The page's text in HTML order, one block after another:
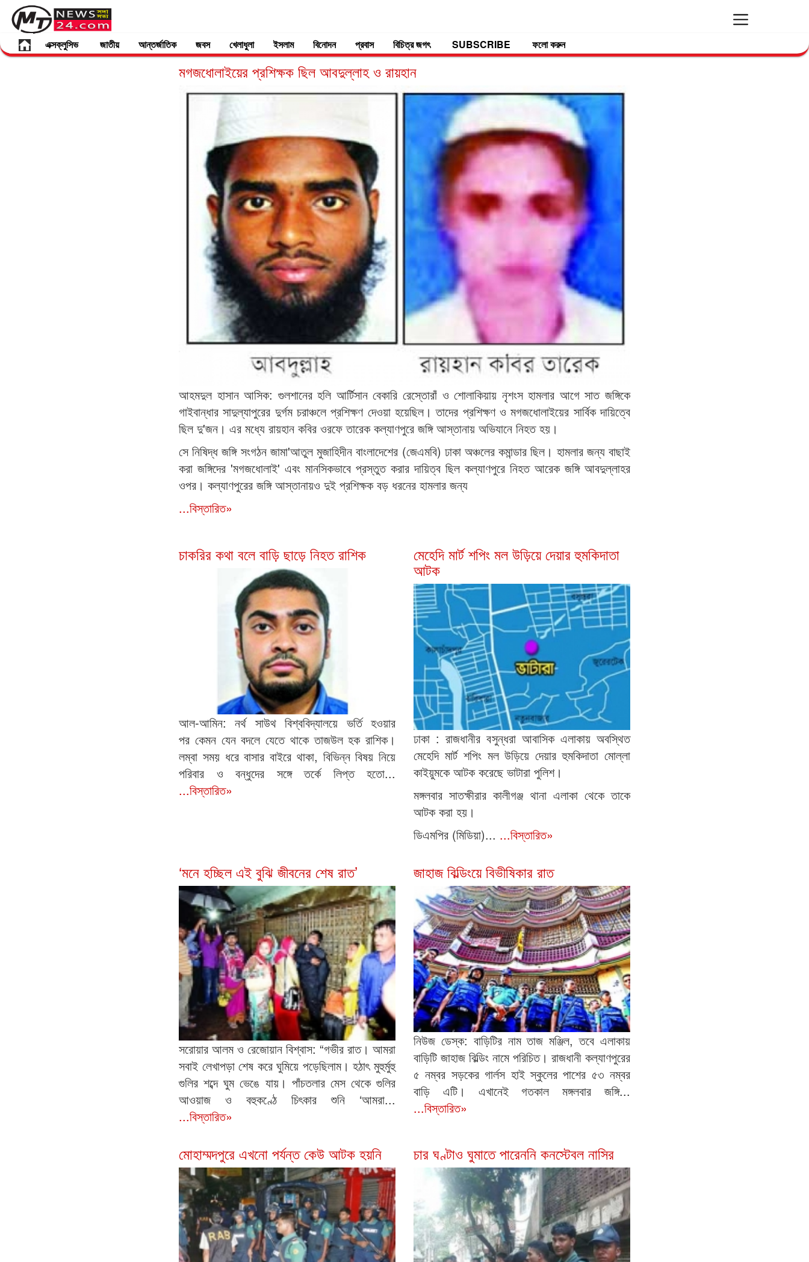
এক্সক্লুসিভ জাতীয় আন্তর্জাতিক জবস খেলাধুলা ইসলাম বিনোদন প্রবাস বিচিত্র জগৎ SUBSCRIBE ফলো করুন
মগজধোলাইয়ের প্রশিক্ষক ছিল আবদুল্লাহ ও রায়হান
আহমদুল হাসান আসিক: গুলশানের হলি আর্টিসান বেকারি রেস্তোরাঁ ও শোলাকিয়ায় নৃশংস হামলার আগে সাত জঙ্গিকে
গাইবান্ধার সাদুল্যাপুরের দুর্গম চরাঞ্চলে প্রশিক্ষণ দেওয়া হয়েছিল। তাদের প্রশিক্ষণ ও মগজধোলাইয়ের সার্বিক দায়িত্বে
ছিল দু'জন। এর মধ্যে রায়হান কবির ওরফে তারেক কল্যাণপুরে জঙ্গি আস্তানায় অভিযানে নিহত হয়।
সে নিষিদ্ধ জঙ্গি সংগঠন জামা'আতুল মুজাহিদীন বাংলাদেশের (জেএমবি) ঢাকা অঞ্চলের কমান্ডার ছিল। হামলার জন্য বাছাই
করা জঙ্গিদের 'মগজধোলাই' এবং মানসিকভাবে প্রস্তুত করার দায়িত্ব ছিল কল্যাণপুরে নিহত আরেক জঙ্গি আবদুল্লাহর
ওপর। কল্যাণপুরের জঙ্গি আস্তানায়ও দুই প্রশিক্ষক বড় ধরনের হামলার জন্য
...বিস্তারিত»
চাকরির কথা বলে বাড়ি ছাড়ে নিহত রাশিক
আল-আমিন: নর্থ সাউথ বিশ্ববিদ্যালয়ে ভর্তি হওয়ার
পর কেমন যেন বদলে যেতে থাকে তাজউল হক রাশিক।
লম্বা সময় ধরে বাসার বাইরে থাকা, বিভিন্ন বিষয় নিয়ে
পরিবার ও বন্ধুদের সঙ্গে তর্কে লিপ্ত হতো...
...বিস্তারিত»
মেহেদি মার্ট শপিং মল উড়িয়ে দেয়ার হুমকিদাতা
আটক
ঢাকা : রাজধানীর বসুন্ধরা আবাসিক এলাকায় অবস্থিত
মেহেদি মার্ট শপিং মল উড়িয়ে দেয়ার হুমকিদাতা মোল্লা
কাইয়ুমকে আটক করেছে ভাটারা পুলিশ।
মঙ্গলবার সাতক্ষীরার কালীগঞ্জ থানা এলাকা থেকে তাকে
আটক করা হয়।
ডিএমপির (মিডিয়া)... ...বিস্তারিত»
‘মনে হচ্ছিল এই বুঝি জীবনের শেষ রাত’
সরোয়ার আলম ও রেজোয়ান বিশ্বাস: “গভীর রাত। আমরা
সবাই লেখাপড়া শেষ করে ঘুমিয়ে পড়েছিলাম। হঠাৎ মুহুর্মুহু
গুলির শব্দে ঘুম ভেঙে যায়। পাঁচতলার মেস থেকে গুলির
আওয়াজ ও বহুকণ্ঠে চিৎকার শুনি ‘আমরা...
...বিস্তারিত»
জাহাজ বিল্ডিংয়ে বিভীষিকার রাত
নিউজ ডেস্ক: বাড়িটির নাম তাজ মঞ্জিল, তবে এলাকায়
বাড়িটি জাহাজ বিল্ডিং নামে পরিচিত। রাজধানী কল্যাণপুরের
৫ নম্বর সড়কের গার্লস হাই স্কুলের পাশের ৫৩ নম্বর
বাড়ি এটি। এখানেই গতকাল মঙ্গলবার জঙ্গি...
...বিস্তারিত»
মোহাম্মদপুরে এখনো পর্যন্ত কেউ আটক হয়নি চার ঘণ্টাও ঘুমাতে পারেননি কনস্টেবল নাসির